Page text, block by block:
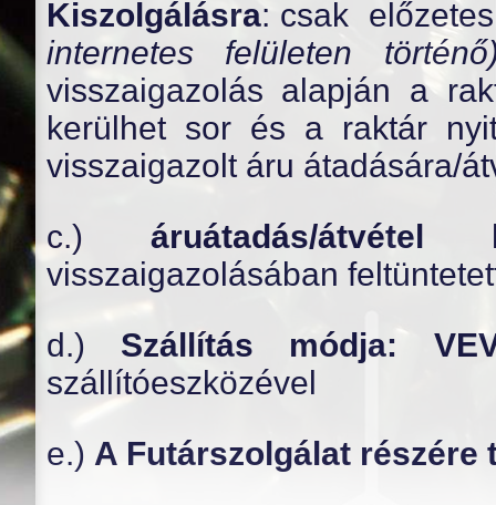
Kiszolgálásra: csak előzetes
internetes felületen
visszaigazolás alapján a
kerülhet sor és a raktár
visszaigazolt áru átadására/
c.) áruátadás/átvétel
visszaigazolásában
d.) Szállítás módja:
szállítóeszközével
e.) A Futárszolgálat részére